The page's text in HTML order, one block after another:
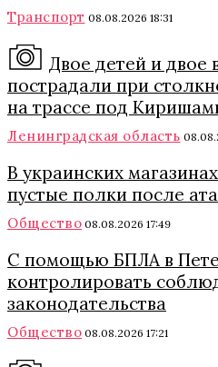
Транспорт 08.08.2026 18:31
Двое детей и двое
пострадали при
на трассе под
Ленинградская область
В украинских
пустые полки после
Общество 08.08.2026 17:49
С помощью БПЛА в
контролировать
законодательства
Общество 08.08.2026 17:21